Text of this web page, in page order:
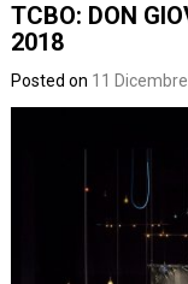
TCBO: DON
2018
Posted on 11